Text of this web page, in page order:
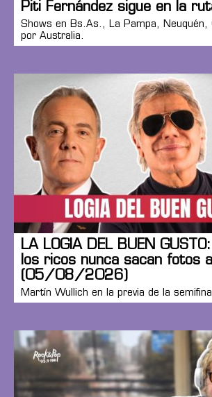
Piti Fernández sigue en la
Shows en Bs.As., La Pampa, Neuquén,
por Australia.
LA LOGIA DEL BUEN
los ricos nunca sacan fotos
(05/08/2026)
Martín Wullich en la previa de la semifinal